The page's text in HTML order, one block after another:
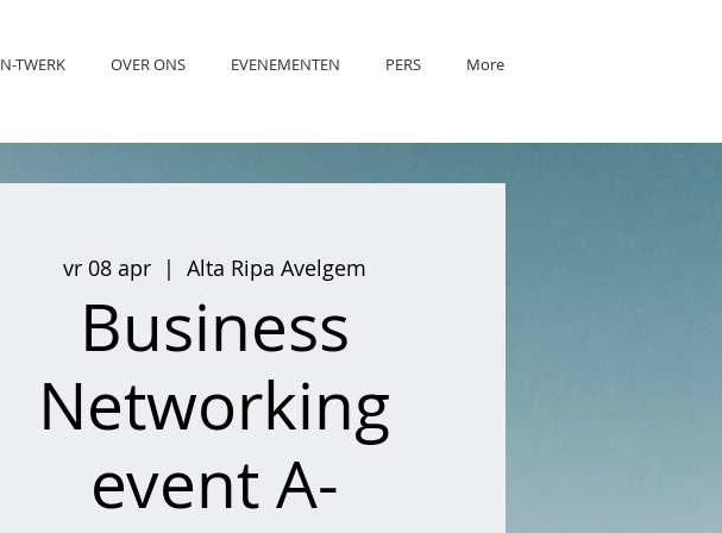
N-TWERK OVER ONS EVENEMENTEN PERS More
vr 08 apr
  |
Alta Ripa Avelgem
Business
Networking
event A-